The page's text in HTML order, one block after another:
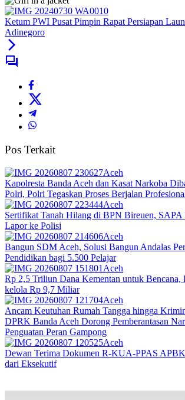
Ketum PWI Pusat Pimpin Rapat Persiapan
Adinegoro
Pos Terkait
Aceh
Kapolresta Banda Aceh dan Kasat Narkoba
Polri, Polri Tegaskan Proses Berjalan
Aceh
Sertifikat Tanah Hilang di BPN Bireuen, SAPA
Lapor ke Polisi
Aceh
Bangun SDM Aceh, Solusi Bangun Andalas
Pendidikan bagi 5.500 Pelajar
Aceh
Rp 2,5 Triliun Dana Kementan untuk Bencana,
kelola Rp 9,7 Miliar‎
Aceh
Ancam Keutuhan Rumah Tangga hingga
DPRK Banda Aceh Dorong Pemberantasan
Penguatan Peran Gampong
Aceh
Dewan Terima Dokumen R-KUA-PPAS
dari Eksekutif